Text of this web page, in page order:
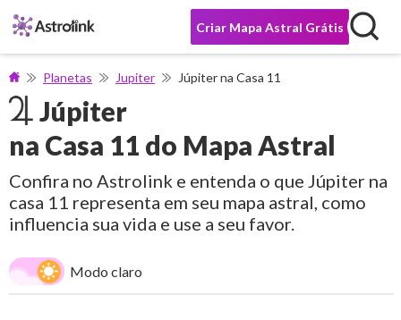
Criar Mapa Astral Grátis
Planetas Jupiter Júpiter na Casa 11
Júpiter
na Casa 11 do Mapa Astral
Confira no Astrolink e entenda o que Júpiter na
casa 11 representa em seu mapa astral, como
influencia sua vida e use a seu favor.
Modo claro